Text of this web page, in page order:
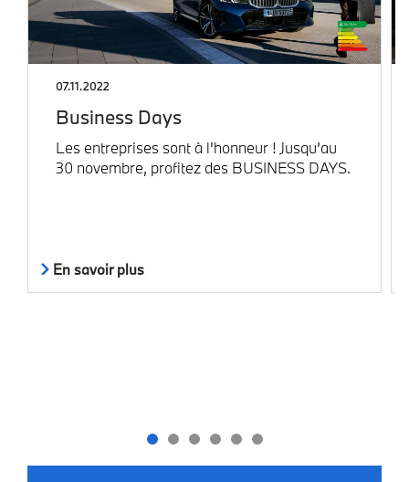
07.11.2022
Business Days
Les entreprises sont à l'honneur ! Jusqu’au
30 novembre, profitez des BUSINESS DAYS.
En savoir plus